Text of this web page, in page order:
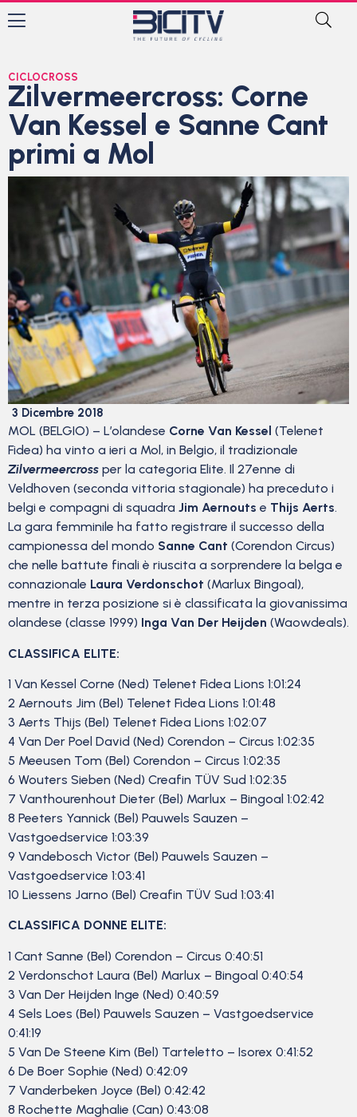
CICLOCROSS
Zilvermeercross: Corne
Van Kessel e Sanne Cant
primi a Mol
3 Dicembre 2018
MOL (BELGIO) – L’olandese Corne Van Kessel (Telenet
Fidea) ha vinto a ieri a Mol, in Belgio, il tradizionale
Zilvermeercross per la categoria Elite. Il 27enne di
Veldhoven (seconda vittoria stagionale) ha preceduto i
belgi e compagni di squadra Jim Aernouts e Thijs Aerts.
La gara femminile ha fatto registrare il successo della
campionessa del mondo Sanne Cant (Corendon Circus)
che nelle battute finali è riuscita a sorprendere la belga e
connazionale Laura Verdonschot (Marlux Bingoal),
mentre in terza posizione si è classificata la giovanissima
olandese (classe 1999) Inga Van Der Heijden (Waowdeals).
CLASSIFICA ELITE:
1 Van Kessel Corne (Ned) Telenet Fidea Lions 1:01:24
2 Aernouts Jim (Bel) Telenet Fidea Lions 1:01:48
3 Aerts Thijs (Bel) Telenet Fidea Lions 1:02:07
4 Van Der Poel David (Ned) Corendon – Circus 1:02:35
5 Meeusen Tom (Bel) Corendon – Circus 1:02:35
6 Wouters Sieben (Ned) Creafin TÜV Sud 1:02:35
7 Vanthourenhout Dieter (Bel) Marlux – Bingoal 1:02:42
8 Peeters Yannick (Bel) Pauwels Sauzen –
Vastgoedservice 1:03:39
9 Vandebosch Victor (Bel) Pauwels Sauzen –
Vastgoedservice 1:03:41
10 Liessens Jarno (Bel) Creafin TÜV Sud 1:03:41
CLASSIFICA DONNE ELITE:
1 Cant Sanne (Bel) Corendon – Circus 0:40:51
2 Verdonschot Laura (Bel) Marlux – Bingoal 0:40:54
3 Van Der Heijden Inge (Ned) 0:40:59
4 Sels Loes (Bel) Pauwels Sauzen – Vastgoedservice
0:41:19
5 Van De Steene Kim (Bel) Tarteletto – Isorex 0:41:52
6 De Boer Sophie (Ned) 0:42:09
7 Vanderbeken Joyce (Bel) 0:42:42
8 Rochette Maghalie (Can) 0:43:08